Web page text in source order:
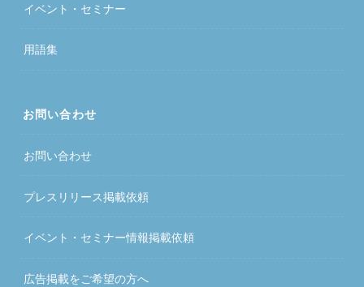
イベント・セミナー
用語集
お問い合わせ
お問い合わせ
プレスリリース掲載依頼
イベント・セミナー情報掲載依頼
広告掲載をご希望の方へ